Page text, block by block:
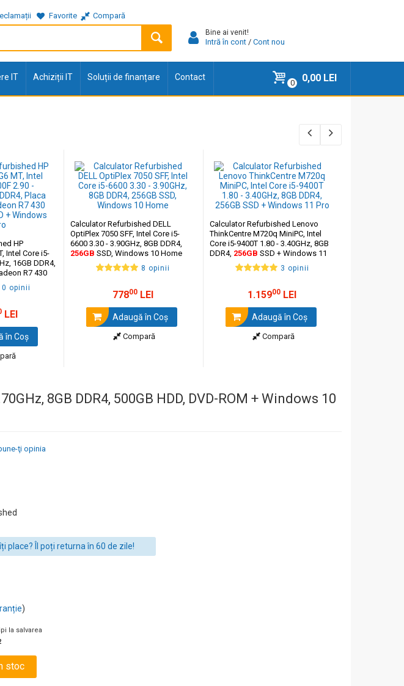
Favorite Compară
Bine ai venit!
Intră în cont /Cont nou
IT Achiziții IT Soluții de finanțare Contact
0 0,00 LEI
HP
Intel Core i5-
16GB DDR4,
R7 430
11
0 opinii
LEI
în Coş
Calculator Refurbished DELL
OptiPlex 7050 SFF, Intel Core i5-
6600 3.30 - 3.90GHz, 8GB DDR4,
256GB SSD, Windows 10 Home
8 opinii
77800LEI
Adaugă în Coş
Compară
Calculator Refurbished Lenovo
ThinkCentre M720q MiniPC, Intel
Core i5-9400T 1.80 - 3.40GHz, 8GB
DDR4, 256GB SSD + Windows 11
3 opinii
1.15900 LEI
Adaugă în Coş
Compară
8GB DDR4, 500GB HDD, DVD-ROM + Windows 10
ţi opinia
place? Îl poți returna în 60 de zile!
)
la salvarea
stoc